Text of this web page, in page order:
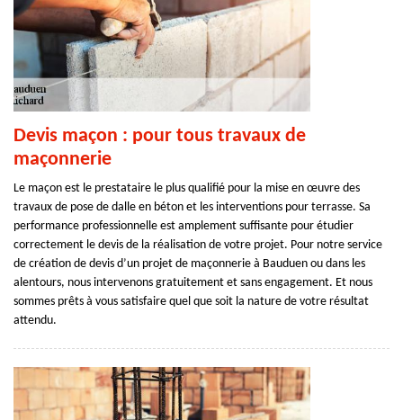
Devis maçon : pour tous travaux de
maçonnerie
Le maçon est le prestataire le plus qualifié pour la mise en œuvre des
travaux de pose de dalle en béton et les interventions pour terrasse. Sa
performance professionnelle est amplement suffisante pour étudier
correctement le devis de la réalisation de votre projet. Pour notre service
de création de devis d’un projet de maçonnerie à Bauduen ou dans les
alentours, nous intervenons gratuitement et sans engagement. Et nous
sommes prêts à vous satisfaire quel que soit la nature de votre résultat
attendu.